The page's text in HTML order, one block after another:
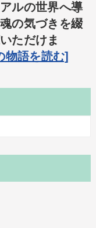
ルの世界へ導
の気づきを綴
ただけま
物語を読む]